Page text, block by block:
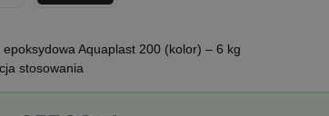
epoksydowa Aquaplast 200 (kolor) – 6 kg
stosowania